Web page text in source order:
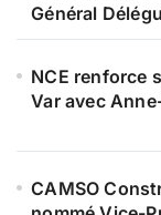
Général
NCE renforce
Var avec
CAMSO